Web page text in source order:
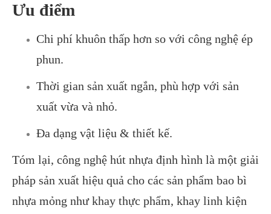
Ưu điểm
Chi phí khuôn thấp hơn so với công nghệ ép
phun.
Thời gian sản xuất ngắn, phù hợp với sản
xuất vừa và nhỏ.
Đa dạng vật liệu & thiết kế.
Tóm lại, công nghệ hút nhựa định hình là một giải
pháp sản xuất hiệu quả cho các sản phẩm bao bì
nhựa mỏng như khay thực phẩm, khay linh kiện